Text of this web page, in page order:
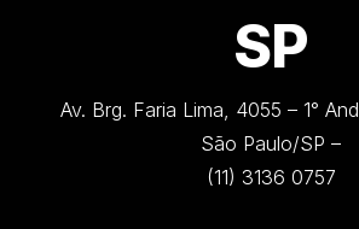
SP
Av. Brg. Faria Lima, 4055 – 1°
São Paulo/SP –
(11) 3136 0757